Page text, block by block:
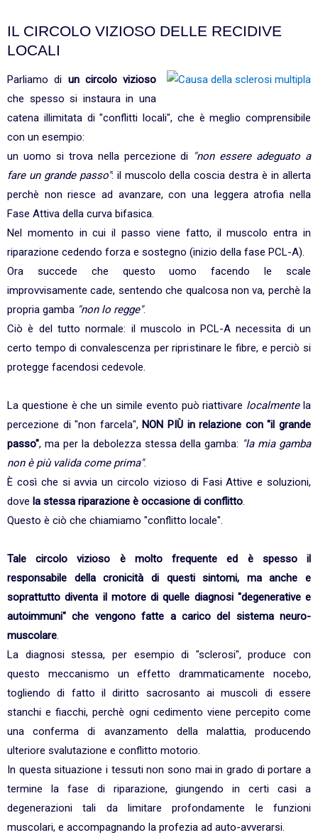
IL CIRCOLO VIZIOSO DELLE RECIDIVE
LOCALI
Parliamo di un circolo vizioso
che spesso si instaura in una
catena illimitata di "conflitti locali", che è meglio comprensibile
con un esempio:
un uomo si trova nella percezione di "non essere adeguato a
fare un grande passo": il muscolo della coscia destra è in allerta
perchè non riesce ad avanzare, con una leggera atrofia nella
Fase Attiva della curva bifasica.
Nel momento in cui il passo viene fatto, il muscolo entra in
riparazione cedendo forza e sostegno (inizio della fase PCL-A).
Ora succede che questo uomo facendo le scale
improvvisamente cade, sentendo che qualcosa non va, perchè la
propria gamba "non lo regge".
Ciò è del tutto normale: il muscolo in PCL-A necessita di un
certo tempo di convalescenza per ripristinare le fibre, e perciò si
protegge facendosi cedevole.
La questione è che un simile evento può riattivare localmentela
percezione di "non farcela", NON PIÙ in relazione con "il grande
passo", ma per la debolezza stessa della gamba: "la mia gamba
non è più valida come prima".
È così che si avvia un circolo vizioso di Fasi Attive e soluzioni,
dove la stessa riparazione è occasione di conflitto.
Questo è ciò che chiamiamo "conflitto locale".
Tale circolo vizioso è molto frequente ed è spesso il
responsabile della cronicità di questi sintomi, ma anche e
soprattutto diventa il motore di quelle diagnosi "degenerative e
autoimmuni" che vengono fatte a carico del sistema neuro-
muscolare.
La diagnosi stessa, per esempio di "sclerosi", produce con
questo meccanismo un effetto drammaticamente nocebo,
togliendo di fatto il diritto sacrosanto ai muscoli di essere
stanchi e fiacchi, perchè ogni cedimento viene percepito come
una conferma di avanzamento della malattia, producendo
ulteriore svalutazione e conflitto motorio.
In questa situazione i tessuti non sono mai in grado di portare a
termine la fase di riparazione, giungendo in certi casi a
degenerazioni tali da limitare profondamente le funzioni
muscolari, e accompagnando la profezia ad auto-avverarsi.